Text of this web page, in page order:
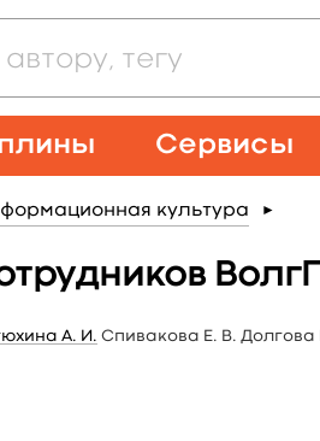
Сервисы
культура ►
А. И. Спивакова Е. В. Долгова